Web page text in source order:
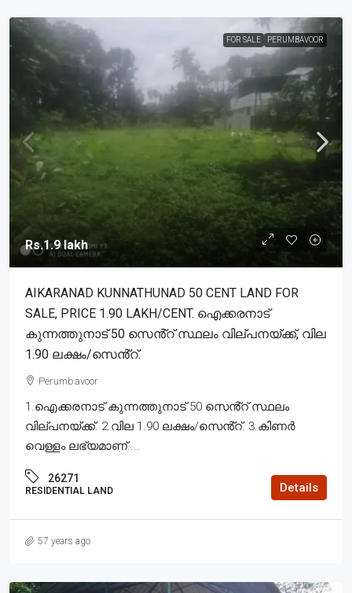
FOR SALE PERUMBAVOOR
Rs.1.9 lakh
AIKARANAD KUNNATHUNAD 50 CENT LAND FOR
SALE, PRICE 1.90 LAKH/CENT. ഐക്കരനാട്
കുന്നത്തുനാട് 50 സെൻ്റ് സ്ഥലം വില്പനയ്ക്ക്, വില
1.90 ലക്ഷം/സെൻ്റ്.
Perumbavoor
1.ഐക്കരനാട് കുന്നത്തുനാട് 50 സെൻ്റ് സ്ഥലം
വില്പനയ്ക്ക്. 2.വില 1.90 ലക്ഷം/സെൻ്റ്. 3.കിണർ
വെള്ളം ലഭ്യമാണ്....
26271
RESIDENTIAL LAND Details
57 years ago